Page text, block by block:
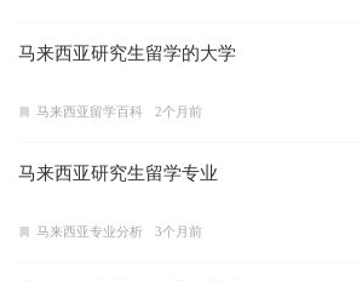
马来西亚研究生留学的大学
马来西亚留学百科 2个月前
马来西亚研究生留学专业
马来西亚专业分析 3个月前